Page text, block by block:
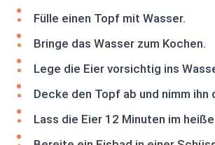
Fülle einen Topf mit Wasser.
Bringe das Wasser zum Kochen.
Lege die Eier vorsichtig ins
Decke den Topf ab und nimm ihn
Lass die Eier 12 Minuten im